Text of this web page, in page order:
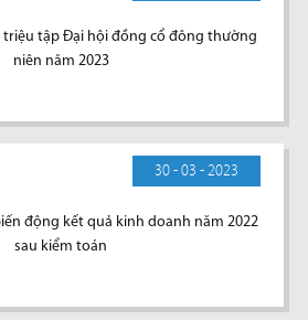
triệu tập Đại hội đồng cổ đông thường
niên năm 2023
30 - 03 - 2023
động kết quả kinh doanh năm 2022
sau kiểm toán